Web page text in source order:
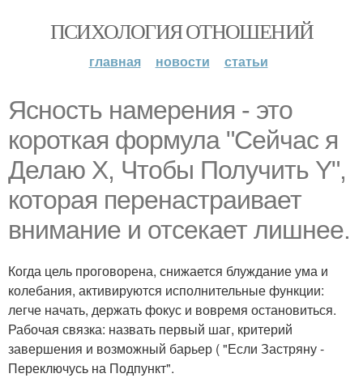
ПСИХОЛОГИЯ ОТНОШЕНИЙ
главная новости статьи
Ясность намерения - это
короткая формула "Сейчас я
Делаю X, Чтобы Получить Y",
которая перенастраивает
внимание и отсекает лишнее.
Когда цель проговорена, снижается блуждание ума и
колебания, активируются исполнительные функции:
легче начать, держать фокус и вовремя остановиться.
Рабочая связка: назвать первый шаг, критерий
завершения и возможный барьер ( "Если Застряну -
Переключусь на Подпункт".